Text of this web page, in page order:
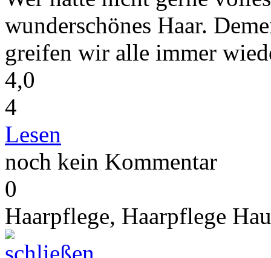
wunderschönes Haar.
greifen wir alle immer
4,0
4
Lesen
noch kein Kommentar
0
Haarpflege, Haarpflege